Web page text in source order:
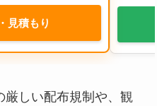
見積もり
厳しい配布規制や、観